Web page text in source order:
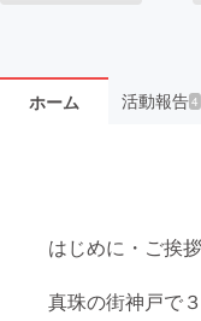
ホーム 活動報告4
はじめに・ご挨拶
真珠の街神戸で